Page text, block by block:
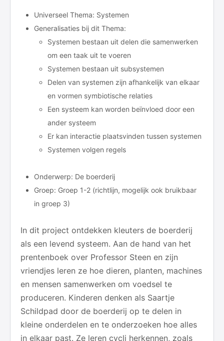
Universeel Thema: Systemen
Generalisaties bij dit Thema:
Systemen bestaan uit delen die samenwerken
om een taak uit te voeren
Systemen bestaan uit subsystemen
Delen van systemen zijn afhankelijk van elkaar
en vormen symbiotische relaties
Een systeem kan worden beïnvloed door een
ander systeem
Er kan interactie plaatsvinden tussen systemen
Systemen volgen regels
Onderwerp: De boerderij
Groep: Groep 1-2 (richtlijn, mogelijk ook bruikbaar
in groep 3)
In dit project ontdekken kleuters de boerderij
als een levend systeem. Aan de hand van het
prentenboek over Professor Steen en zijn
vriendjes leren ze hoe dieren, planten, machines
en mensen samenwerken om voedsel te
produceren. Kinderen denken als Saartje
Schildpad door de boerderij op te delen in
kleine onderdelen en te onderzoeken hoe alles
in elkaar past. Ze leren cycli herkennen, zoals